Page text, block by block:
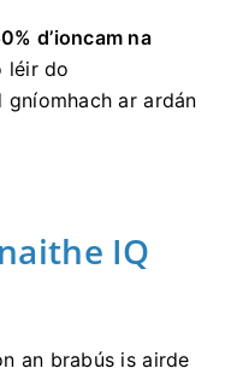
d’ioncam na
léir do
ar ardán
IQ
an brabús is airde